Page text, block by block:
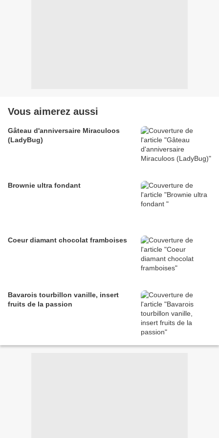
Vous aimerez aussi
Gâteau d'anniversaire Miraculoos
(LadyBug)
Brownie ultra fondant
Coeur diamant chocolat framboises
Bavarois tourbillon vanille, insert
fruits de la passion